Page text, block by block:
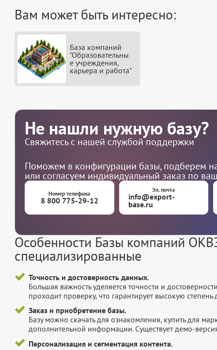
Вам может быть интересно:
База компаний
"Образовательны
е учреждения,
карьера и работа"
Не нашли нужную базу?
Свяжитесь с нашей службой поддержки
Поможем в конфигурации базы, подберем
или согласуем индивидуальный заказ по
Номер телефона
8 800 775-29-12
Эл. почта
info@export-
base.ru
Особенности Базы компаний
специализированные
Точность и достоверность данных.
Большая важность уделяется точности и
проходит проверку, что гарантирует высокую
Заказ и приобретение базы.
Базу можно скачать для ознакомления, купить для
дополнительной информации. Существует демо-
Персонализация и сегментация контента.